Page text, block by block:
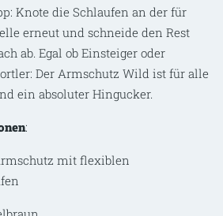
Knote die Schlaufen an der für
erneut und schneide den Rest
ab. Egal ob Einsteiger oder
Der Armschutz Wild ist für alle
ein absoluter Hingucker.
:
mit flexiblen